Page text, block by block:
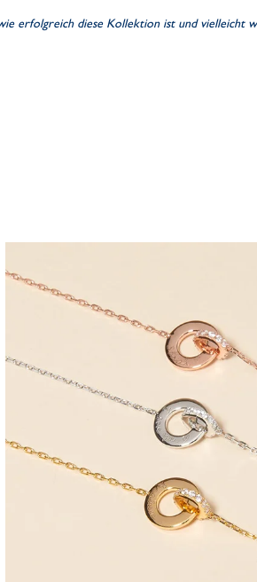
erfolgreich diese Kollektion ist und vielleicht